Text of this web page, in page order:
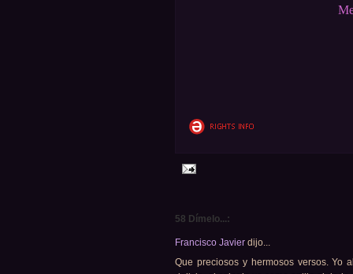
58 Dímelo...:
Francisco Javier dijo...
Que preciosos y hermosos versos. Yo